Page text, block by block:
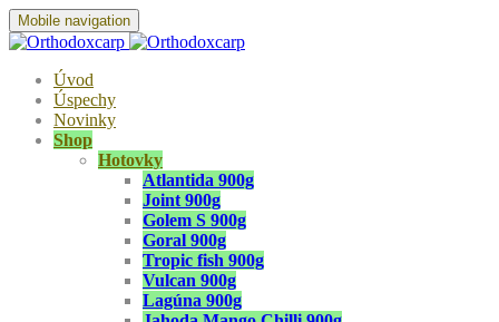
Mobile navigation
Úvod
Úspechy
Novinky
Shop
Hotovky
Atlantida 900g
Joint 900g
Golem S 900g
Goral 900g
Tropic fish 900g
Vulcan 900g
Lagúna 900g